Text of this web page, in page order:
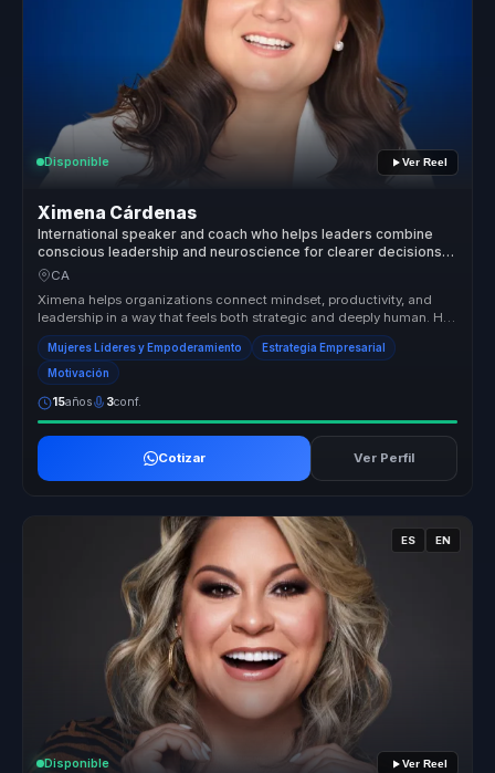
Disponible Ver Reel
Ximena Cárdenas
International speaker and coach who helps leaders combine
conscious leadership and neuroscience for clearer decisions
and sustainable performance.
CA
Ximena helps organizations connect mindset, productivity, and
leadership in a way that feels both strategic and deeply human. Her
session...
Mujeres Líderes y Empoderamiento Estrategia Empresarial
Motivación
15años 3conf.
Cotizar Ver Perfil
ES EN
Disponible Ver Reel